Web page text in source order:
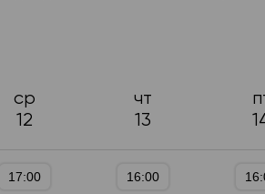
ср
12
чт
13
17:00 16:00